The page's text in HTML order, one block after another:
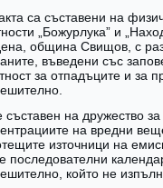
са съставени на
„Божурлука” и
община Свищов, с
въведени със
за отпадъците и за
съставен на дружество
на вредни
източници на
последователни
който не